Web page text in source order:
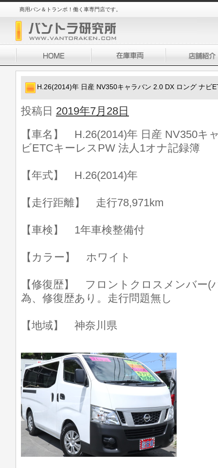
商用バン＆トランポ！働く車専門店です。
H.26(2014)年 日産 NV350キャラバン 2.0 DX ロング ナビ
投稿日 2019年7月28日
【車名】 H.26(2014)年 日産 NV350キ
ビETCキーレスPW 法人1オナ記録簿
【年式】 H.26(2014)年
【走行距離】 走行78,971km
【車検】 1年車検整備付
【カラー】 ホワイト
【修復歴】 フロントクロスメンバー(
為、修復歴あり。走行問題無し
【地域】 神奈川県